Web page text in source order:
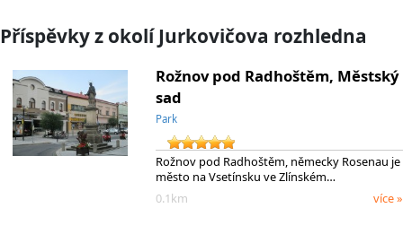
Příspěvky z okolí Jurkovičova rozhledna
Rožnov pod Radhoštěm, Městský
sad
Park
Rožnov pod Radhoštěm, německy Rosenau je
město na Vsetínsku ve Zlínském…
0.1km
více »